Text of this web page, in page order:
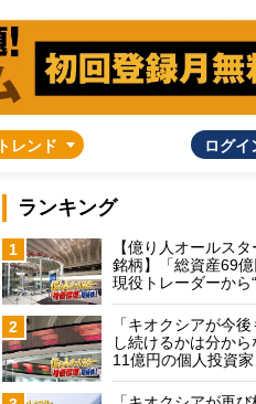
トレンド ログイ
ランキング
1
【億り人オールス
銘柄】「総資産69
現役トレーダーから
2
「キオクシアが今
し続けるかは分か
11億円の個人投資家